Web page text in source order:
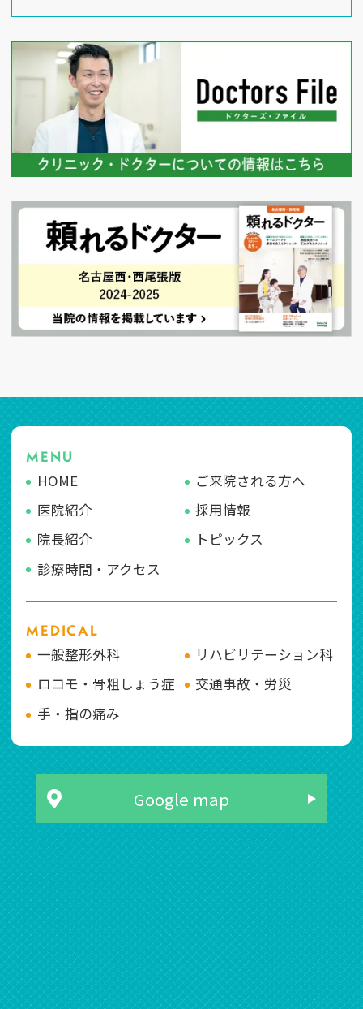
MENU
HOME
ご来院される方へ
医院紹介
採用情報
院長紹介
トピックス
診療時間・アクセス
MEDICAL
一般整形外科
リハビリテーション科
ロコモ・骨粗しょう症
交通事故・労災
手・指の痛み
Google map